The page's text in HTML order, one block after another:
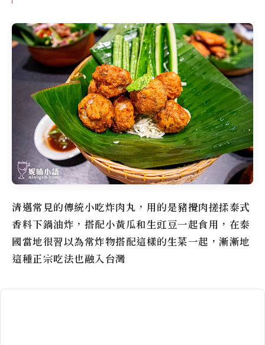
清邁常見的傳統小吃炸肉丸，用的是豬攪肉搓揉泰式
香料下鍋油炸，搭配小黃瓜和生豇豆一起食用，在泰
國當地很習以為常炸物搭配這樣的生菜一起，漸漸地
這種正宗吃法也融入台灣